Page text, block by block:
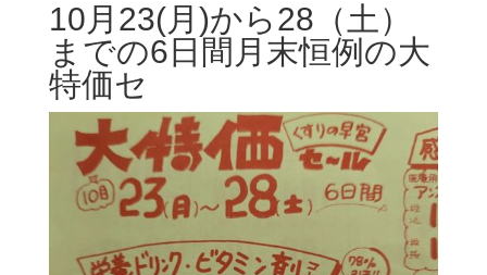
10月23(月)から28（土）
までの6日間月末恒例の大
特価セ